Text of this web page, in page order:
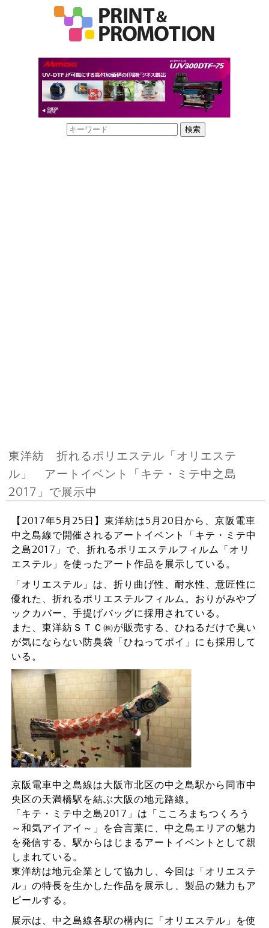
東洋紡 折れるポリエステル「オリエステ
ル」 アートイベント「キテ・ミテ中之島
2017」で展示中
【2017年5月25日】東洋紡は5月20日から、京阪電車
中之島線で開催されるアートイベント「キテ・ミテ中
之島2017」で、折れるポリエステルフィルム「オリ
エステル」を使ったアート作品を展示している。
「オリエステル」は、折り曲げ性、耐水性、意匠性に
優れた、折れるポリエステルフィルム。おりがみやブ
ックカバー、手提げバッグに採用されている。
また、東洋紡ＳＴＣ㈱が販売する、ひねるだけで臭い
が気にならない防臭袋「ひねってポイ」にも採用して
いる。
京阪電車中之島線は大阪市北区の中之島駅から同市中
央区の天満橋駅を結ぶ大阪の地元路線。
「キテ・ミテ中之島2017」は「こころまちつくろう
～和気アイアイ～」を合言葉に、中之島エリアの魅力
を発信する、駅からはじまるアートイベントとして親
しまれている。
東洋紡は地元企業として協力し、今回は「オリエステ
ル」の特長を生かした作品を展示し、製品の魅力もア
ピールする。
展示は、中之島線各駅の構内に「オリエステル」を使